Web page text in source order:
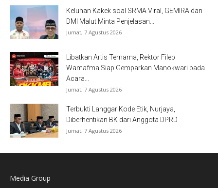
Keluhan Kakek soal SRMA Viral, GEMIRA dan
DMI Malut Minta Penjelasan...
Jumat, 7 Agustus 2026
Libatkan Artis Ternama, Rektor Filep
Wamafma Siap Gemparkan Manokwari pada
Acara...
Jumat, 7 Agustus 2026
Terbukti Langgar Kode Etik, Nurjaya,
Diberhentikan BK dari Anggota DPRD
Jumat, 7 Agustus 2026
Media Group